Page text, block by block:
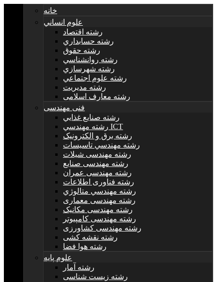
خانه
علوم انساني
رشته اقتصاد
رشته حسابداري
رشته حقوق
رشته روانشناسي
رشته شهرسازي
رشته علوم اجتماعي
رشته مديريت
رشته معارف اسلامی
فنی مهندسی
رشته صنايع غذايي
رشته مهندسي ICT
رشته برق و الکترونيک
رشته مهندسي تاسيسات
رشته مهندسی شیلات
رشته مهندسی صنایع
رشته مهندسی عمران
رشته فناوری اطلاعات
رشته مهندسي متالوژي
رشته مهندسی معماری
رشته مهندسی مکانیک
رشته مهندسی کامپیوتر
رشته مهندسی کشاورزی
رشته نقشه کشی
رشته هوا فضا
علوم پایه
رشته آمار
رشته زیست شناسی